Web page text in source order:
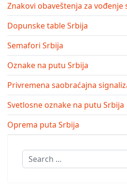
Znakovi obaveštenja za vođenje
Dopunske table Srbija
Semafori Srbija
Oznake na putu Srbija
Privremena saobraćajna
Svetlosne oznake na putu Srbija
Oprema puta Srbija
Search